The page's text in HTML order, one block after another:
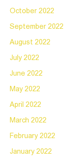
October 2022
September 2022
August 2022
July 2022
June 2022
May 2022
April 2022
March 2022
February 2022
January 2022